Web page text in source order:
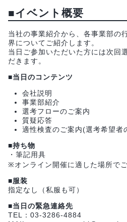
■イベント概要
当社の事業紹介から、各事業部の
界についてご紹介します。
当日ご参加いただいた方には次回
だきます。
■当日のコンテンツ
会社説明
事業部紹介
選考フローのご案内
質疑応答
適性検査のご案内(選考希望者
■持ち物
・筆記用具
※オンライン開催に適した場所でご
■服装
指定なし（私服も可）
■当日の緊急連絡先
TEL：03-3286-4884